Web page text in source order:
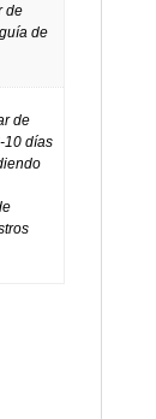
de
de
de
10 días